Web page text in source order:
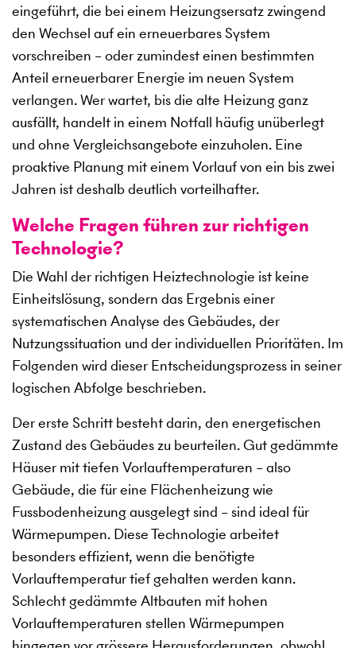
eingeführt, die bei einem Heizungsersatz zwingend
den Wechsel auf ein erneuerbares System
vorschreiben – oder zumindest einen bestimmten
Anteil erneuerbarer Energie im neuen System
verlangen. Wer wartet, bis die alte Heizung ganz
ausfällt, handelt in einem Notfall häufig unüberlegt
und ohne Vergleichsangebote einzuholen. Eine
proaktive Planung mit einem Vorlauf von ein bis zwei
Jahren ist deshalb deutlich vorteilhafter.
Welche Fragen führen zur richtigen
Technologie?
Die Wahl der richtigen Heiztechnologie ist keine
Einheitslösung, sondern das Ergebnis einer
systematischen Analyse des Gebäudes, der
Nutzungssituation und der individuellen Prioritäten. Im
Folgenden wird dieser Entscheidungsprozess in seiner
logischen Abfolge beschrieben.
Der erste Schritt besteht darin, den energetischen
Zustand des Gebäudes zu beurteilen. Gut gedämmte
Häuser mit tiefen Vorlauftemperaturen – also
Gebäude, die für eine Flächenheizung wie
Fussbodenheizung ausgelegt sind – sind ideal für
Wärmepumpen. Diese Technologie arbeitet
besonders effizient, wenn die benötigte
Vorlauftemperatur tief gehalten werden kann.
Schlecht gedämmte Altbauten mit hohen
Vorlauftemperaturen stellen Wärmepumpen